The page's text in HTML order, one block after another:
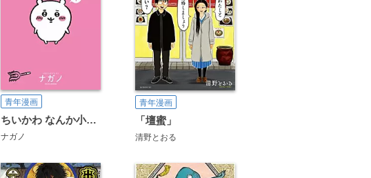
青年漫画
ちいかわ なんか小さくてかわいいやつ
ナガノ
青年漫画
「壇蜜」
清野とおる